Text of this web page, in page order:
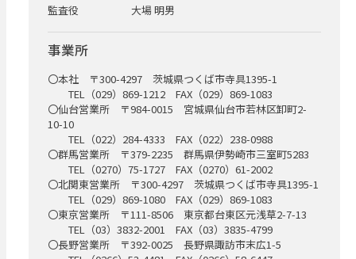
監査役
大場 明男
事業所
〇本社 〒300-4297 茨城県つくば市寺具1395-1
TEL（029）869-1212 FAX（029）869-1083
〇仙台営業所 〒984-0015 宮城県仙台市若林区卸町2-
10-10
TEL（022）284-4333 FAX（022）238-0988
〇群馬営業所 〒379-2235 群馬県伊勢崎市三室町5283
TEL（0270）75-1727 FAX（0270）61-2002
〇北関東営業所 〒300-4297 茨城県つくば市寺具1395-1
TEL（029）869-1080 FAX（029）869-1083
〇東京営業所 〒111-8506 東京都台東区元浅草2-7-13
TEL（03）3832-2001 FAX（03）3835-4799
〇長野営業所 〒392-0025 長野県諏訪市末広1-5